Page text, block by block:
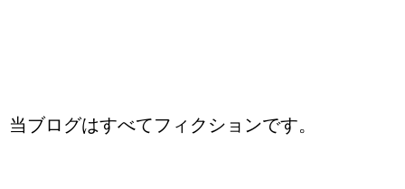
当ブログはすべてフィクションです。